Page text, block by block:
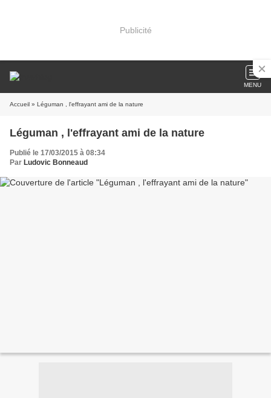
Publicité
MENU
Accueil » Léguman , l'effrayant ami de la nature
Léguman , l'effrayant ami de la nature
Publié le 17/03/2015 à 08:34
Par Ludovic Bonneaud